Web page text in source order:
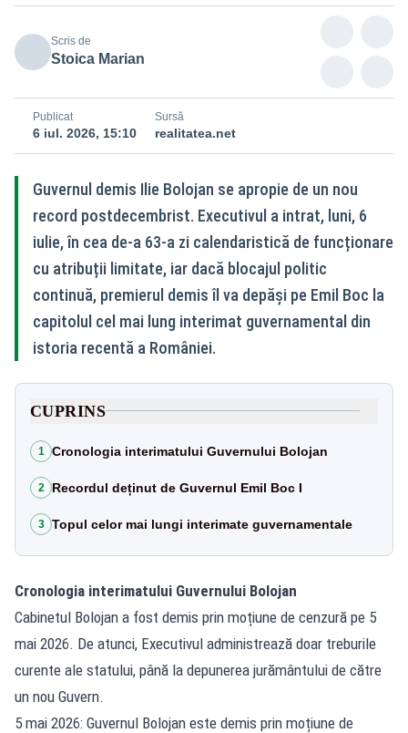
Scris de
Stoica Marian
Publicat
6 iul. 2026, 15:10
Sursă
realitatea.net
Guvernul demis Ilie Bolojan se apropie de un nou
record postdecembrist. Executivul a intrat, luni, 6
iulie, în cea de-a 63-a zi calendaristică de funcționare
cu atribuții limitate, iar dacă blocajul politic
continuă, premierul demis îl va depăși pe Emil Boc la
capitolul cel mai lung interimat guvernamental din
istoria recentă a României.
CUPRINS
1 Cronologia interimatului Guvernului Bolojan
2 Recordul deținut de Guvernul Emil Boc I
3 Topul celor mai lungi interimate guvernamentale
Cronologia interimatului Guvernului Bolojan
Cabinetul Bolojan a fost demis prin moțiune de cenzură pe 5
mai 2026. De atunci, Executivul administrează doar treburile
curente ale statului, până la depunerea jurământului de către
un nou Guvern.
5 mai 2026: Guvernul Bolojan este demis prin moțiune de